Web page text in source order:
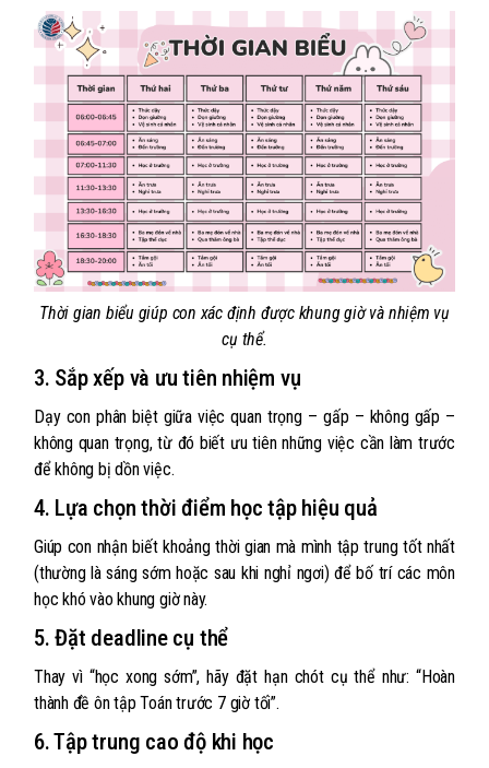
Thời gian biểu giúp con xác định được khung giờ và nhiệm vụ
cụ thể.
3. Sắp xếp và ưu tiên nhiệm vụ
Dạy con phân biệt giữa việc quan trọng – gấp – không gấp –
không quan trọng, từ đó biết ưu tiên những việc cần làm trước
để không bị dồn việc.
4. Lựa chọn thời điểm học tập hiệu quả
Giúp con nhận biết khoảng thời gian mà mình tập trung tốt nhất
(thường là sáng sớm hoặc sau khi nghỉ ngơi) để bố trí các môn
học khó vào khung giờ này.
5. Đặt deadline cụ thể
Thay vì “học xong sớm”, hãy đặt hạn chót cụ thể như: “Hoàn
thành đề ôn tập Toán trước 7 giờ tối”.
6. Tập trung cao độ khi học